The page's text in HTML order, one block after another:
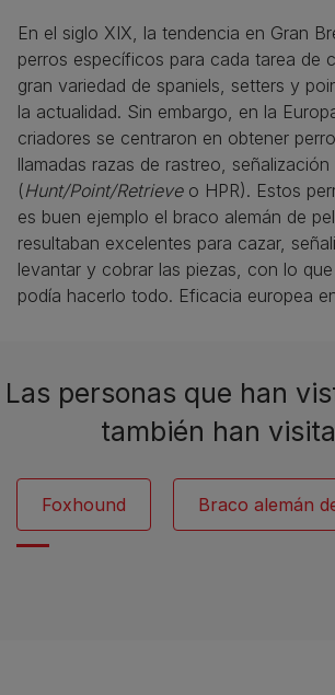
En el siglo XIX, la tendencia en Gran
perros específicos para cada tarea de
gran variedad de spaniels, setters y
la actualidad. Sin embargo, en la
criadores se centraron en obtener
llamadas razas de rastreo,
(Hunt/Point/Retrieveo HPR). Estos
es buen ejemplo el braco alemán de
resultaban excelentes para cazar,
levantar y cobrar las piezas, con lo
podía hacerlo todo. Eficacia europea
Las personas que han
también han
Foxhound Braco alemán